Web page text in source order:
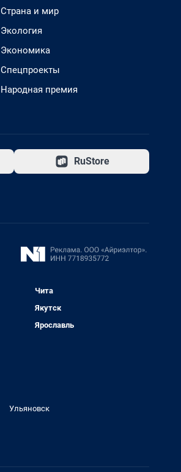
Страна и мир
Экология
Экономика
Спецпроекты
Народная премия
RuStore
Чита
Якутск
Ярославль
Ульяновск